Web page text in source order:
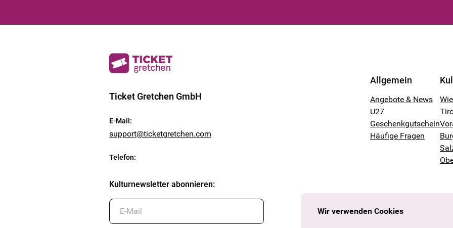
Ticket Gretchen GmbH
E-Mail:
support@ticketgretchen.com
Telefon:
Kulturnewsletter abonnieren:
Allgemein
Angebote & News
U27
Geschenkgutschein
Häufige Fragen
Wir verwenden Cookies